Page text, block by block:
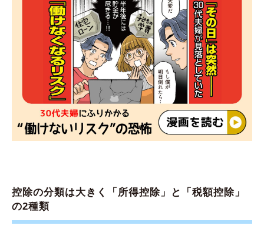
控除の分類は大きく「所得控除」と「税額控除」
の2種類